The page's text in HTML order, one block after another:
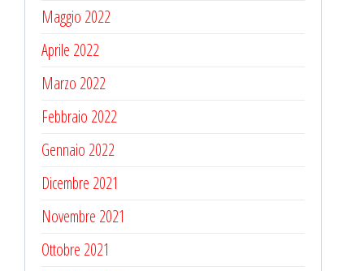
Maggio 2022
Aprile 2022
Marzo 2022
Febbraio 2022
Gennaio 2022
Dicembre 2021
Novembre 2021
Ottobre 2021